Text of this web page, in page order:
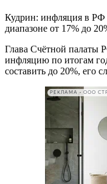
Кудрин: инфляция в РФ
диапазоне от 17% до
Глава Счётной палаты
инфляцию по итогам
составить до 20%, его